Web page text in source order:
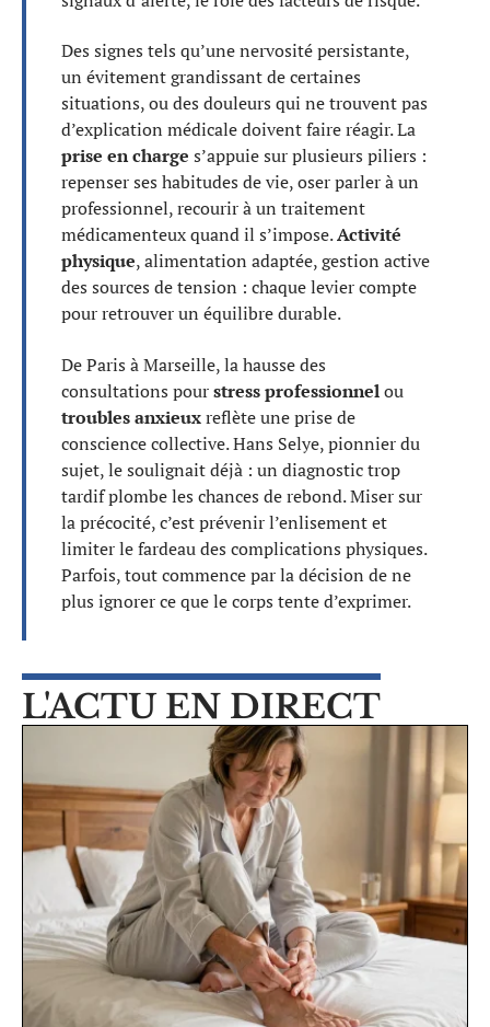
Des signes tels qu’une nervosité persistante,
un évitement grandissant de certaines
situations, ou des douleurs qui ne trouvent pas
d’explication médicale doivent faire réagir. La
prise en charge s’appuie sur plusieurs piliers :
repenser ses habitudes de vie, oser parler à un
professionnel, recourir à un traitement
médicamenteux quand il s’impose.Activité
physique, alimentation adaptée, gestion active
des sources de tension : chaque levier compte
pour retrouver un équilibre durable.
De Paris à Marseille, la hausse des
consultations pourstress professionnelou
troubles anxieuxreflète une prise de
conscience collective. Hans Selye, pionnier du
sujet, le soulignait déjà : un diagnostic trop
tardif plombe les chances de rebond. Miser sur
la précocité, c’est prévenir l’enlisement et
limiter le fardeau des complications physiques.
Parfois, tout commence par la décision de ne
plus ignorer ce que le corps tente d’exprimer.
L'ACTU EN DIRECT